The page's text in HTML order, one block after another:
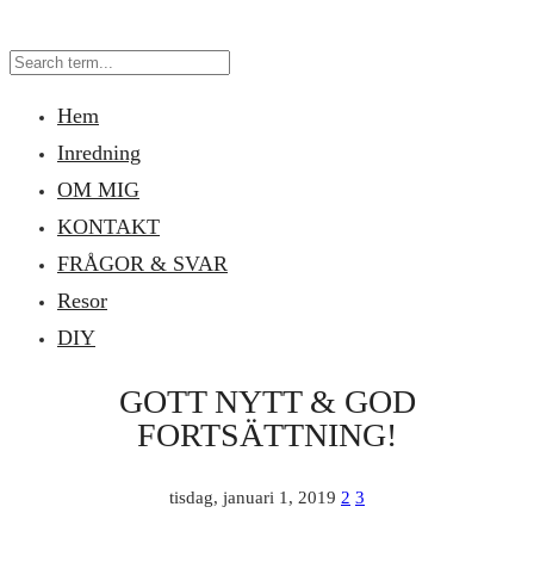
Hem
Inredning
OM MIG
KONTAKT
FRÅGOR & SVAR
Resor
DIY
GOTT NYTT & GOD
FORTSÄTTNING!
tisdag, januari 1, 2019 2 3